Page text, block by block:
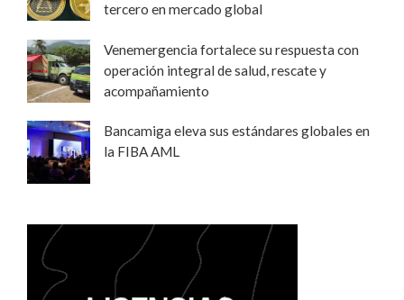
tercero en mercado global
Venemergencia fortalece su respuesta con
operación integral de salud, rescate y
acompañamiento
Bancamiga eleva sus estándares globales en
la FIBA AML